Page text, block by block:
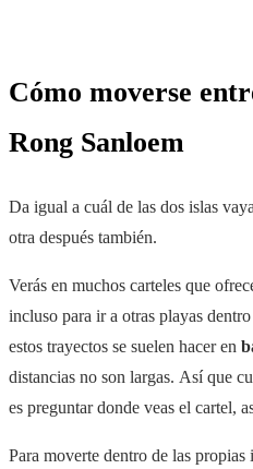
Cómo moverse
Rong Sanloem
Da igual a cuál de las dos islas
otra después también.
Verás en muchos carteles que
incluso para ir a otras playas
estos trayectos se suelen hacer en
distancias no son largas. Así que
es preguntar donde veas el cartel,
Para moverte dentro de las propias